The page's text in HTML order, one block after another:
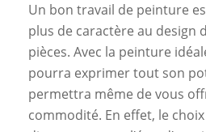
Un bon travail de peinture
plus de caractère au design
pièces. Avec la peinture
pourra exprimer tout son
permettra même de vous
commodité. En effet, le